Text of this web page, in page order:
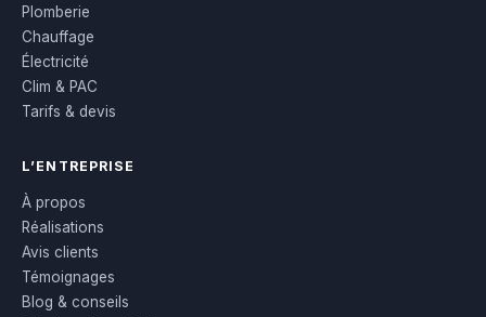
Plomberie
Chauffage
Électricité
Clim & PAC
Tarifs & devis
L’ENTREPRISE
À propos
Réalisations
Avis clients
Témoignages
Blog & conseils